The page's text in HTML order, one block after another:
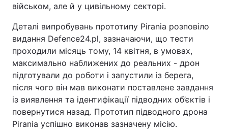
військом, але й у цивільному секторі.
Деталі випробувань прототипу Pirania розповіло
видання Defence24.pl, зазначаючи, що тести
проходили місяць тому, 14 квітня, в умовах,
максимально наближених до реальних - дрон
підготували до роботи і запустили із берега,
після чого він мав виконати поставлене завдання
із виявлення та ідентифікації підводних об’єктів і
повернутися назад. Прототип підводного дрона
Pirania успішно виконав зазначену місію.